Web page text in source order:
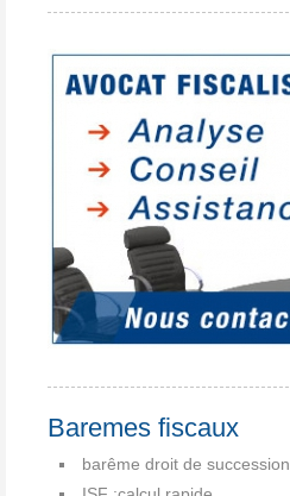
Baremes fiscaux
barême droit de succession